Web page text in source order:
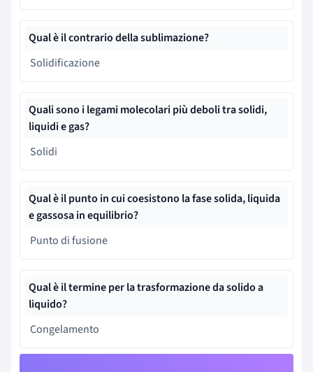
Qual è il contrario della sublimazione?
Solidificazione
Quali sono i legami molecolari più deboli tra solidi,
liquidi e gas?
Solidi
Qual è il punto in cui coesistono la fase solida, liquida
e gassosa in equilibrio?
Punto di fusione
Qual è il termine per la trasformazione da solido a
liquido?
Congelamento